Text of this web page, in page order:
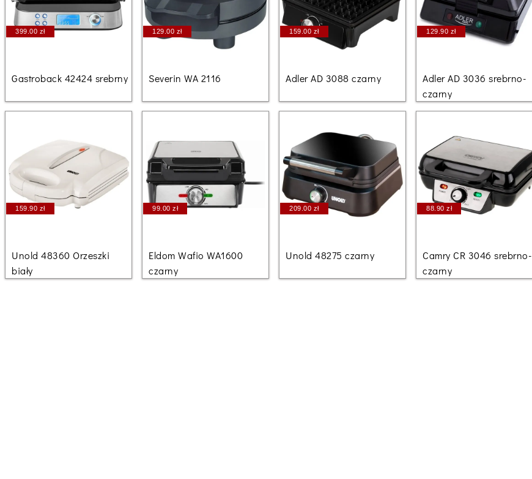
399.00 zł
Gastroback 42424 srebrny
129.00 zł
Severin WA 2116
159.00 zł
Adler AD 3088 czarny
129.90 zł
Adler AD 3036 srebrno-
czarny
159.90 zł
Unold 48360 Orzeszki
biały
99.00 zł
Eldom Wafio WA1600
czarny
209.00 zł
Unold 48275 czarny
88.90 zł
Camry CR 3046 srebrno-
czarny